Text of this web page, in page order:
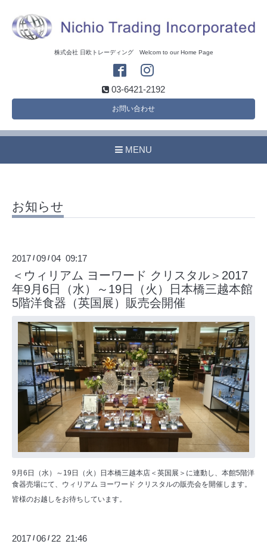
株式会社 日欧トレーディング Welcom to our Home Page
03-6421-2192
お問い合わせ
MENU
お知らせ
2017 /09 /04 09:17
＜ウィリアム ヨーワード クリスタル＞2017
年9月6日（水）～19日（火）日本橋三越本館
5階洋食器（英国展）販売会開催
9月6日（水）～19日（火）日本橋三越本店＜英国展＞に連動し、本館5階洋
食器売場にて、ウィリアム ヨーワード クリスタルの販売会を開催します。
皆様のお越しをお待ちしています。
2017 /06 / 22 21:46